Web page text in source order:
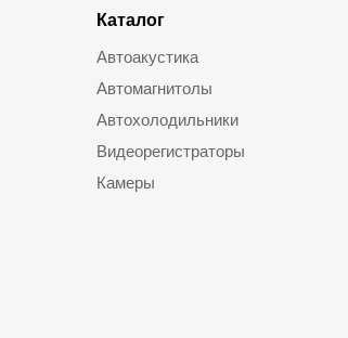
Каталог
Автоакустика
Автомагнитолы
Автохолодильники
Видеорегистраторы
Камеры